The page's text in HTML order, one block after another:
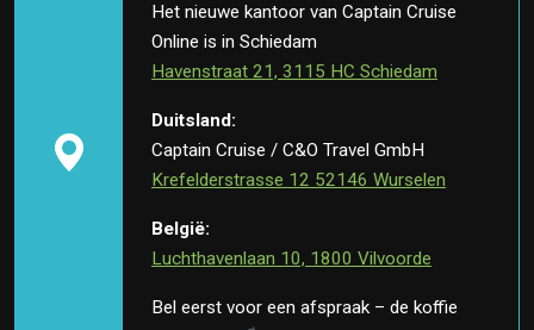
Het nieuwe kantoor van Captain Cruise
Online is in Schiedam
Havenstraat 21, 3115 HC Schiedam
Duitsland:
Captain Cruise / C&O Travel GmbH
Krefelderstrasse 12 52146 Wurselen
België:
Luchthavenlaan 10, 1800 Vilvoorde
Bel eerst voor een afspraak – de koffie